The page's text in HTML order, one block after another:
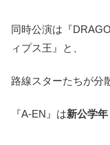
同時公演は『
ィプス王』と、
路線スターたちが分
『A-EN』は新公学年